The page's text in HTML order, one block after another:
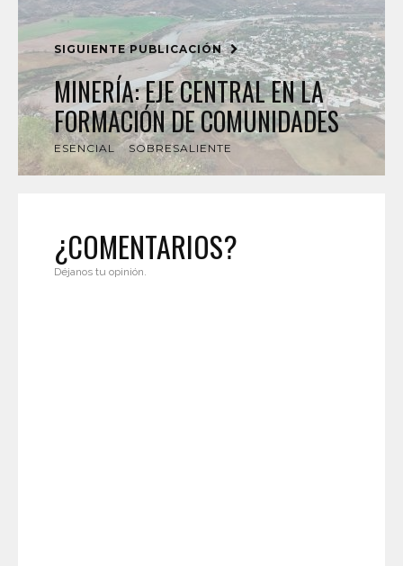
SIGUIENTE PUBLICACIÓN
MINERÍA: EJE CENTRAL EN LA
FORMACIÓN DE COMUNIDADES
ESENCIAL SOBRESALIENTE
¿COMENTARIOS?
Déjanos tu opinión.